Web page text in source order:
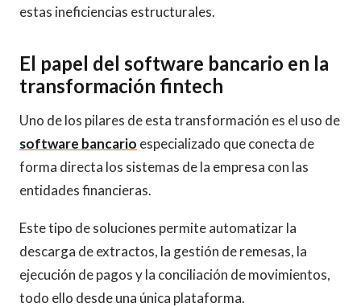
estas ineficiencias estructurales.
El papel del software bancario en la
transformación fintech
Uno de los pilares de esta transformación es el uso de
software bancario especializado que conecta de
forma directa los sistemas de la empresa con las
entidades financieras.
Este tipo de soluciones permite automatizar la
descarga de extractos, la gestión de remesas, la
ejecución de pagos y la conciliación de movimientos,
todo ello desde una única plataforma.